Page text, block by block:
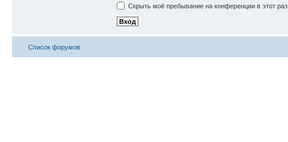
Скрыть моё пребывание на конференции в этот раз
Список форумов